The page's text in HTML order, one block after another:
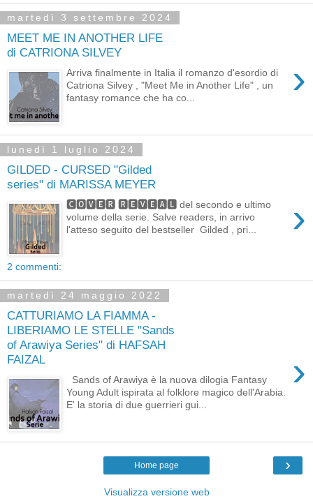
martedì 3 settembre 2024
MEET ME IN ANOTHER LIFE
di CATRIONA SILVEY
›
Arriva finalmente in Italia il romanzo d'esordio di
Catriona Silvey , "Meet Me in Another Life" , un
fantasy romance che ha co...
lunedì 1 luglio 2024
GILDED - CURSED "Gilded
series" di MARISSA MEYER
›
🅲🅾🆅🅴🆁 🆁🅴🆅🅴🅰🅻 del secondo e ultimo
volume della serie. Salve readers, in arrivo
l'atteso seguito del bestseller Gilded , pri...
2 commenti:
martedì 24 maggio 2022
CATTURIAMO LA FIAMMA -
LIBERIAMO LE STELLE "Sands
of Arawiya Series" di HAFSAH
FAIZAL
›
Sands of Arawiya è la nuova dilogia Fantasy
Young Adult ispirata al folklore magico dell'Arabia.
E' la storia di due guerrieri gui...
›
Home page
Visualizza versione web